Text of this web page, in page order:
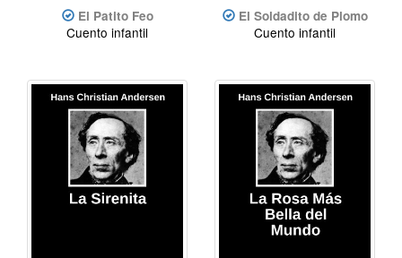
El Patito Feo
Cuento infantil
El Soldadito de Plomo
Cuento infantil